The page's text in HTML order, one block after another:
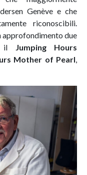
Genève e che
riconoscibili.
approfondimento due
il Jumping Hours
Mother of Pearl,